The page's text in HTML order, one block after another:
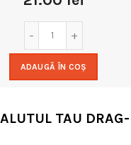
ADAUGĂ ÎN COȘ
TAU DRAG-